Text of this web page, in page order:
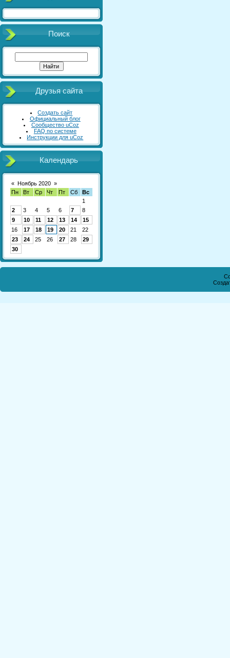
Поиск
Друзья сайта
Создать сайт
Официальный блог
Сообщество uCoz
FAQ по системе
Инструкции для uCoz
Календарь
« Ноябрь 2020 »
Пн
Вт Ср Чт Пт Сб
Вс
1
2
3 4 5 6 7
8
9
10 11 12 13 14
15
16
17 18 19 20 21
22
23
24 25 26 27 28
29
30